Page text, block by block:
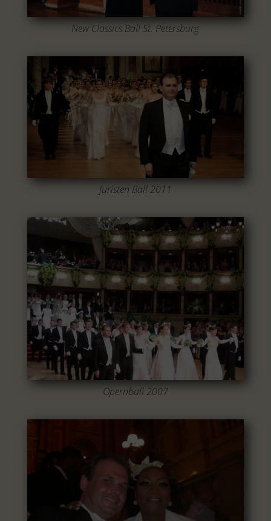
New Classics Ball St. Petersburg
Juristen Ball 2011
Opernball 2007